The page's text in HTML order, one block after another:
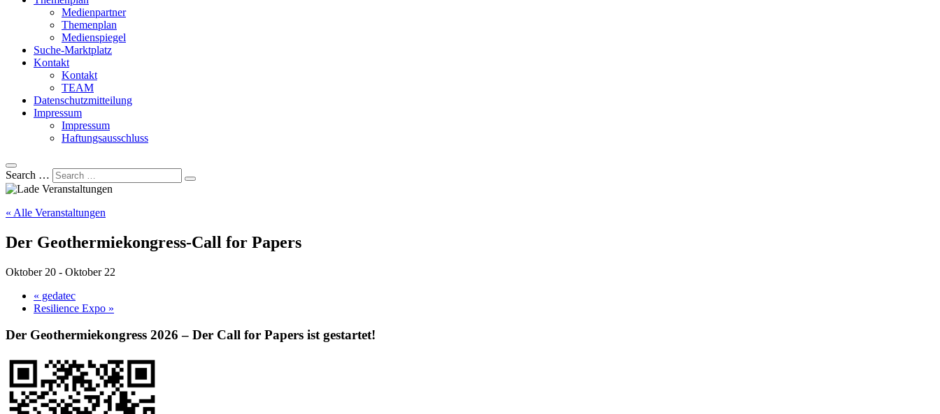
Medienpartner
Themenplan
Medienspiegel
Suche-Marktplatz
Kontakt
Kontakt
TEAM
Datenschutzmitteilung
Impressum
Impressum
Haftungsausschluss
Search …
« Alle Veranstaltungen
Der Geothermiekongress-Call for Papers
Oktober 20 - Oktober 22
« gedatec
Resilience Expo »
Der Geothermiekongress 2026 – Der Call for Papers ist gestartet!